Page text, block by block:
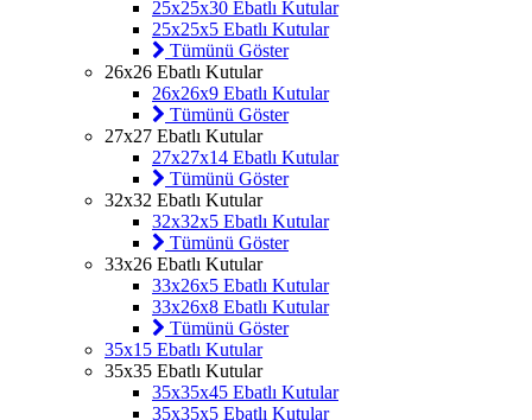
25x25x30 Ebatlı Kutular
25x25x5 Ebatlı Kutular
Tümünü Göster
26x26 Ebatlı Kutular
26x26x9 Ebatlı Kutular
Tümünü Göster
27x27 Ebatlı Kutular
27x27x14 Ebatlı Kutular
Tümünü Göster
32x32 Ebatlı Kutular
32x32x5 Ebatlı Kutular
Tümünü Göster
33x26 Ebatlı Kutular
33x26x5 Ebatlı Kutular
33x26x8 Ebatlı Kutular
Tümünü Göster
35x15 Ebatlı Kutular
35x35 Ebatlı Kutular
35x35x45 Ebatlı Kutular
35x35x5 Ebatlı Kutular